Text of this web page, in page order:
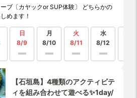
ブ〔カヤックor SUP体験〕 どちらかの
めます！
日
8/9
月
8/10
火
8/11
水
8/12
【石垣島】4種類のアクティビテ
ィを組み合わせて遊べる✨1day/